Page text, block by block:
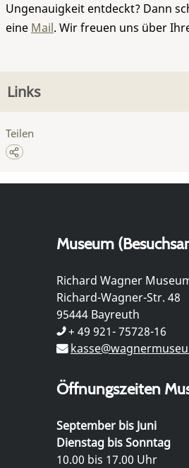
Ungenauigkeit entdeckt? Dann
eine Mail. Wir freuen uns über
Links
Teilen
Museum
Richard Wagner
Richard-Wagner-Str. 48
95444 Bayreuth
+ 49 921- 75728-16
Öffnungszeiten
September bis Juni
Dienstag bis Sonntag
10.00 bis 17.00 Uhr